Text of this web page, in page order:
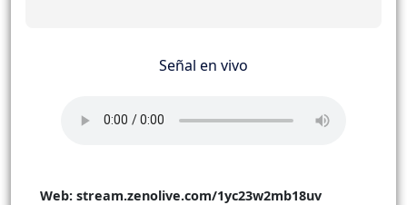
Señal en vivo
Web: stream.zenolive.com/1yc23w2mb18uv